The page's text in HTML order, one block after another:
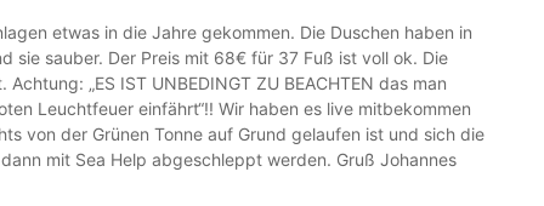
etwas in die Jahre gekommen. Die Duschen haben in
sie sauber. Der Preis mit 68€ für 37 Fuß ist voll ok. Die
„ES IST UNBEDINGT ZU BEACHTEN das man
Leuchtfeuer einfährt“!! Wir haben es live mitbekommen
von der Grünen Tonne auf Grund gelaufen ist und sich die
mit Sea Help abgeschleppt werden. Gruß Johannes